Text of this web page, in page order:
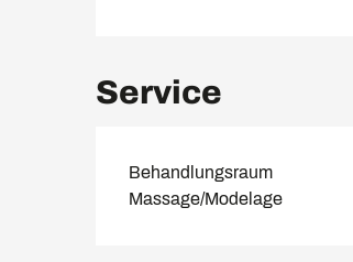
Service
Behandlungsraum
Massage/Modelage